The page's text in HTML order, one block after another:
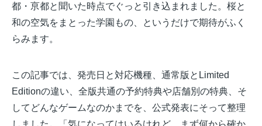
都・亰都と聞いた時点でぐっと引き込まれました。桜と
和の空気をまとった学園もの、というだけで期待がふく
らみます。
この記事では、発売日と対応機種、通常版とLimited
Editionの違い、全版共通の予約特典や店舗別の特典、そ
してどんなゲームなのかまでを、公式発表にそって整理
しました。「気になってはいるけれど、まず何から確か